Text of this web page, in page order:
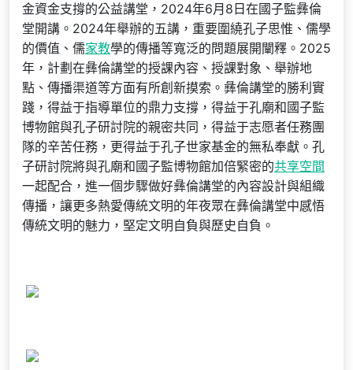
金資金支撐的公益講堂，2024年6月8日在國子監彝倫
堂開講。2024年舉辦的五講，重要圍繞孔子思惟、儒學
的價值、儒家教學的傳播等寬泛的問題展開闡釋。2025
年，計劃在彝倫講堂的授課內容、授課對象、舉辦地
點、傳播渠道等方面有所創新摸索。彝倫講堂的勝利實
踐，得益于指導單位的鼎力支撐，得益于孔廟和國子監
博物館與孔子研討院的親密共同，得益于志愿者任務團
隊的辛苦任務，更得益于孔子世家基金的無私奉獻。孔
子研討院將與孔廟和國子監博物館加倍緊密的共享空間
一起配合，進一個步驟做好彝倫講堂的內容設計與組織
傳播，讓更多熱愛傳統文明的年夜眾在彝倫講堂中感悟
傳統文明的魅力，堅定文明自負與歷史自負。